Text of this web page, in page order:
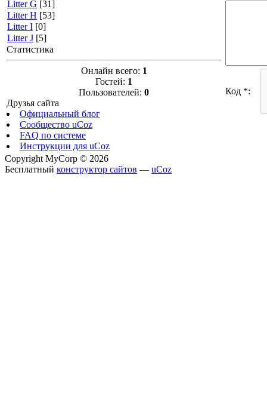
Litter G [31]
Litter H [53]
Litter I [0]
Litter J [5]
Статистика
Онлайн всего: 1
Гостей: 1
Пользователей: 0
Друзья сайта
Официальный блог
Сообщество uCoz
FAQ по системе
Инструкции для uCoz
Код *:
Copyright MyCorp © 2026
Бесплатный конструктор сайтов — uCoz